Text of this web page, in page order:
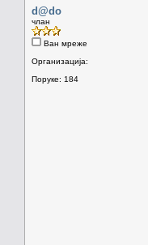
d@do
члан
Ван мреже
Организација:
Поруке: 184